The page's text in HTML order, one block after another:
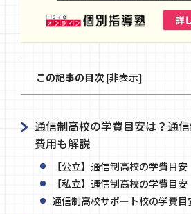
この記事の目次 [非表示]
通信制高校の学費目安は？通
費用も解説
【公立】通信制高校の学費目安
【私立】通信制高校の学費目安
通信制高校サポート校の学費目